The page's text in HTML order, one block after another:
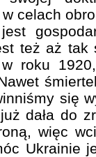
celach
też aż tak
roku
się
dała do
więc
Ukrainie